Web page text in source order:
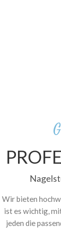
Wir bieten
ist es wichtig,
jeden die